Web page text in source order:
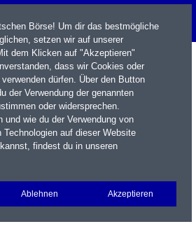
Portfolio Login
Börse! Um dir das bestmögliche
setzen wir auf unserer
dem Klicken auf "Akzeptieren"
dass wir Cookies oder
dürfen. Über den Button
der Verwendung der genannten
oder widersprechen.
und wie du der Verwendung von
Technologien auf dieser Website
findest du in unseren
Ablehnen Akzeptieren